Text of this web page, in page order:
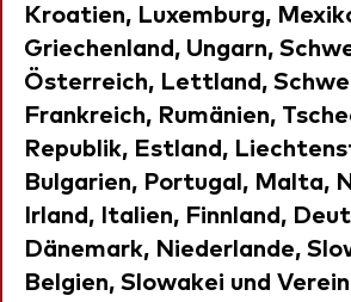
Kroatien, Luxemburg,
Griechenland, Ungarn,
Österreich, Lettland,
Frankreich, Rumänien,
Republik, Estland,
Bulgarien, Portugal, Malta,
Irland, Italien, Finnland,
Dänemark, Niederlande,
Belgien, Slowakei und